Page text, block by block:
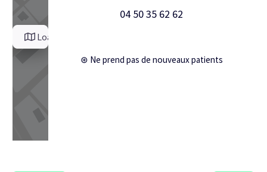
Load Map
04 50 35 62 62
⊛ Ne prend pas de nouveaux patients